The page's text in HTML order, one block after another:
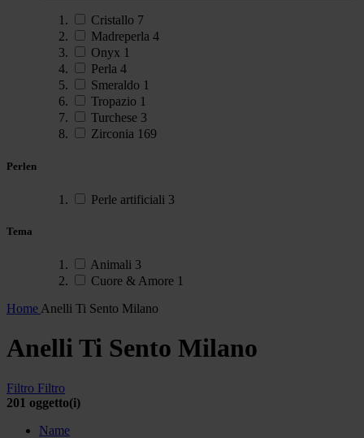
Cristallo 7
Madreperla 4
Onyx 1
Perla 4
Smeraldo 1
Tropazio 1
Turchese 3
Zirconia 169
Perlen
Perle artificiali 3
Tema
Animali 3
Cuore & Amore 1
Home Anelli Ti Sento Milano
Anelli Ti Sento Milano
Filtro Filtro
201 oggetto(i)
Name